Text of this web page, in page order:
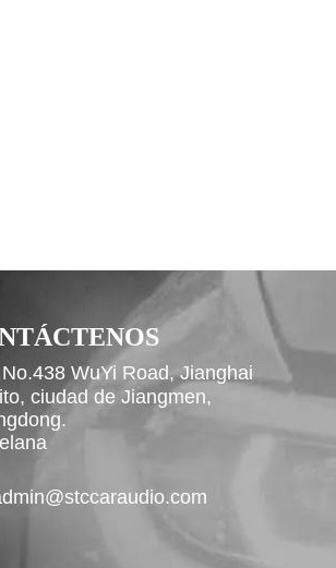
No.438 WuYi Road, Jianghai
ciudad de Jiangmen,